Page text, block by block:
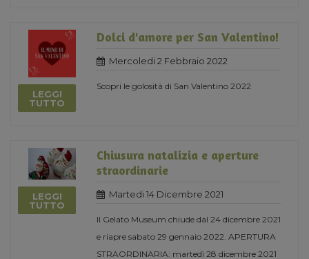
LEGGI
TUTTO
Dolci d'amore per San Valentino!
Mercoledi 2 Febbraio 2022
Scopri le golosità di San Valentino 2022
LEGGI
TUTTO
Chiusura natalizia e aperture
straordinarie
Martedi 14 Dicembre 2021
Il Gelato Museum chiude dal 24 dicembre 2021
e riapre sabato 29 gennaio 2022. APERTURA
STRAORDINARIA: martedì 28 dicembre 2021